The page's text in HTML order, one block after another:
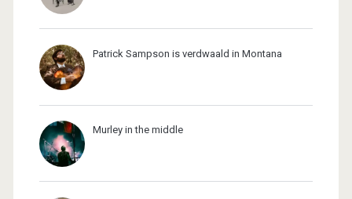
Patrick Sampson is verdwaald in Montana
Murley in the middle